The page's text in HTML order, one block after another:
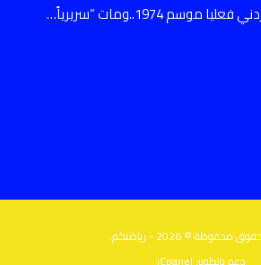
موسم 1974..ومات “سريرياً…
محفوظة © 2026 - رياضتكم.